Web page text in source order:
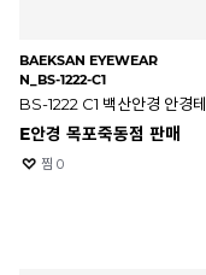
BAEKSAN EYEWEAR
N_BS-1222-C1
BS-1222 C1 백산안경 안경테
E안경 목포죽동점 판매
찜 0